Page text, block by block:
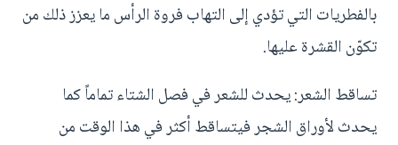
بالفطريات التي تؤدي إلى التهاب فروة الرأس ما يعزز ذلك من
تكوّن القشرة عليها.
تساقط الشعر: يحدث للشعر في فصل الشتاء تماماً كما
يحدث لأوراق الشجر فيتساقط أكثر في هذا الوقت من